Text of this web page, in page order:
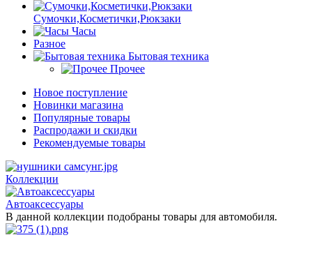
Сумочки,Косметички,Рюкзаки
Часы
Разное
Бытовая техника
Прочее
Новое поступление
Новинки магазина
Популярные товары
Распродажи и скидки
Рекомендуемые товары
Коллекции
Автоаксессуары
В данной коллекции подобраны товары для автомобиля.